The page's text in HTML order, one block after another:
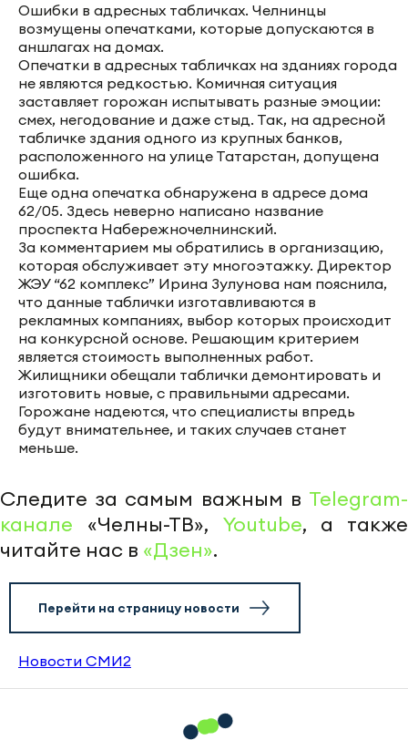
Ошибки в адресных табличках. Челнинцы
возмущены опечатками, которые допускаются в
аншлагах на домах.
Опечатки в адресных табличках на зданиях города
не являются редкостью. Комичная ситуация
заставляет горожан испытывать разные эмоции:
смех, негодование и даже стыд. Так, на адресной
табличке здания одного из крупных банков,
расположенного на улице Татарстан, допущена
ошибка.
Еще одна опечатка обнаружена в адресе дома
62/05. Здесь неверно написано название
проспекта Набережночелнинский.
За комментарием мы обратились в организацию,
которая обслуживает эту многоэтажку. Директор
ЖЭУ “62 комплекс” Ирина Зулунова нам пояснила,
что данные таблички изготавливаются в
рекламных компаниях, выбор которых происходит
на конкурсной основе. Решающим критерием
является стоимость выполненных работ.
Жилищники обещали таблички демонтировать и
изготовить новые, с правильными адресами.
Горожане надеются, что специалисты впредь
будут внимательнее, и таких случаев станет
меньше.
Следите за самым важным в Telegram-
канале «Челны-ТВ», Youtube, а также
читайте нас в «Дзен».
Перейти на страницу новости
Новости СМИ2